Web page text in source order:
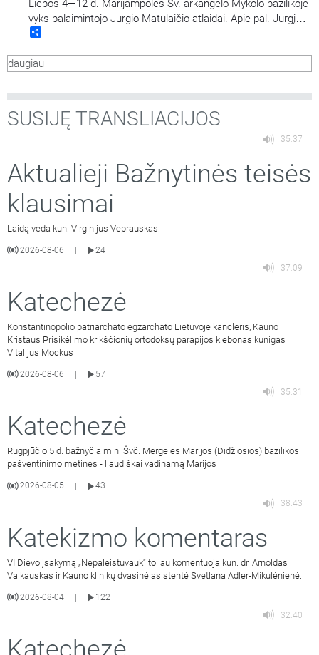
Liepos 4—12 d. Marijampolės Šv. arkangelo Mykolo bazilikoje
vyks palaimintojo Jurgio Matulaičio atlaidai. Apie pal. Jurgį
Matulaitį ir jo indėlį kuriant Bažnytinę provinciją
radijo programų direktorius kun. Nerijus Pipiras.
daugiau
SUSIJĘ TRANSLIACIJOS
35:37
Aktualieji Bažnytinės teisės
klausimai
Laidą veda kun. Virginijus Veprauskas.
2026-08-06
24
37:09
Katechezė
Konstantinopolio patriarchato egzarchato Lietuvoje kancleris, Kauno
Kristaus Prisikėlimo krikščionių ortodoksų parapijos klebonas kunigas
Vitalijus Mockus
2026-08-06 |
57
35:31
Katechezė
Rugpjūčio 5 d. bažnyčia mini Švč. Mergelės Marijos (Didžiosios) bazilikos
pašventinimo metines - liaudiškai vadinamą Marijos
2026-08-05
43
38:43
Katekizmo komentaras
VI Dievo įsakymą „Nepaleistuvauk“ toliau komentuoja kun. dr. Arnoldas
Valkauskas ir Kauno klinikų dvasinė asistentė Svetlana Adler-Mikulėnienė.
2026-08-04
122
32:40